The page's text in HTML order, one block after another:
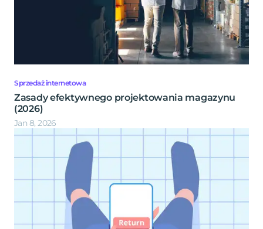
Sprzedaż internetowa
Zasady efektywnego projektowania magazynu
(2026)
Jan 8, 2026